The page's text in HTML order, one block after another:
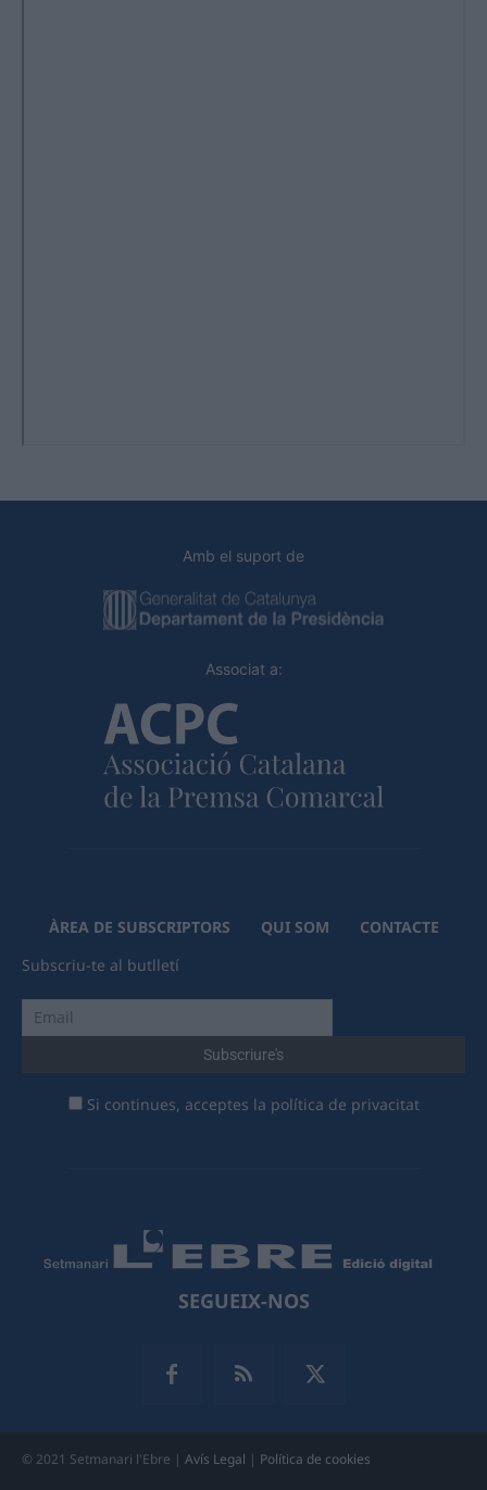
Amb el suport de
Associat a:
ÀREA DE SUBSCRIPTORS QUI SOM
CONTACTE
Subscriu-te al butlletí
Si continues, acceptes la política de privacitat
SEGUEIX-NOS
© 2021 Setmanari l'Ebre | Avís Legal | Política de cookies